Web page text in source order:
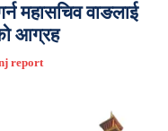
महासचिव वाङलाई
आग्रह
report